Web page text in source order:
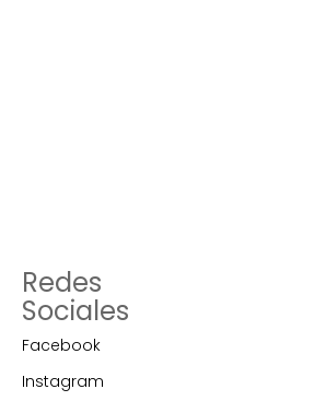
Redes
Sociales
Facebook
Instagram